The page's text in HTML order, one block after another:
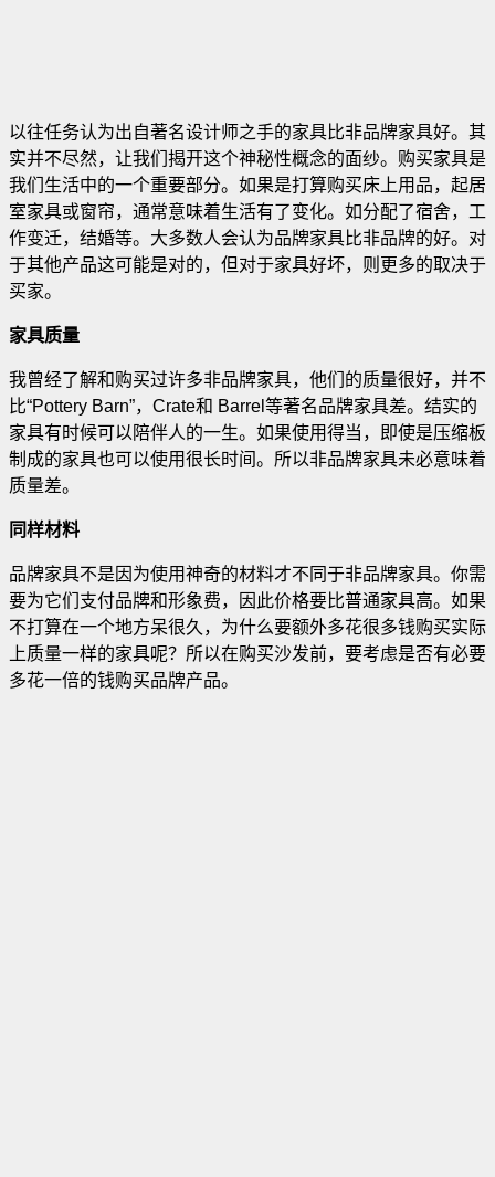
以往任务认为出自著名设计师之手的家具比非品牌家具好。其
实并不尽然，让我们揭开这个神秘性概念的面纱。购买家具是
我们生活中的一个重要部分。如果是打算购买床上用品，起居
室家具或窗帘，通常意味着生活有了变化。如分配了宿舍，工
作变迁，结婚等。大多数人会认为品牌家具比非品牌的好。对
于其他产品这可能是对的，但对于家具好坏，则更多的取决于
买家。
家具质量
我曾经了解和购买过许多非品牌家具，他们的质量很好，并不
比“Pottery Barn”，Crate和 Barrel等著名品牌家具差。结实的
家具有时候可以陪伴人的一生。如果使用得当，即使是压缩板
制成的家具也可以使用很长时间。所以非品牌家具未必意味着
质量差。
同样材料
品牌家具不是因为使用神奇的材料才不同于非品牌家具。你需
要为它们支付品牌和形象费，因此价格要比普通家具高。如果
不打算在一个地方呆很久，为什么要额外多花很多钱购买实际
上质量一样的家具呢？所以在购买沙发前，要考虑是否有必要
多花一倍的钱购买品牌产品。